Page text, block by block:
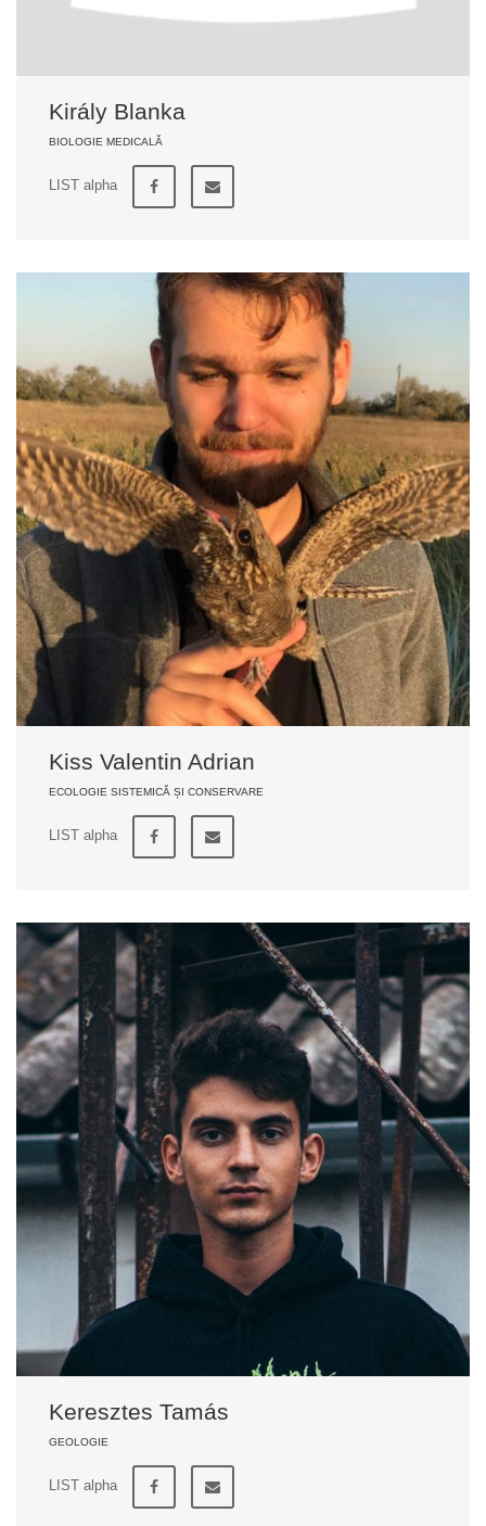
Király Blanka
BIOLOGIE MEDICALĂ
LIST alpha
Kiss Valentin Adrian
ECOLOGIE SISTEMICĂ ȘI CONSERVARE
LIST alpha
Keresztes Tamás
GEOLOGIE
LIST alpha